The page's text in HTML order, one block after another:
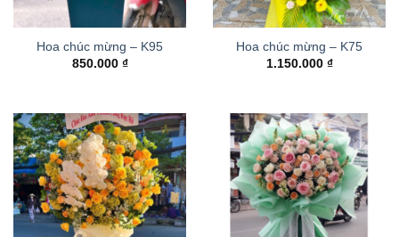
Hoa chúc mừng – K95
850.000 ₫
Hoa chúc mừng – K75
1.150.000 ₫